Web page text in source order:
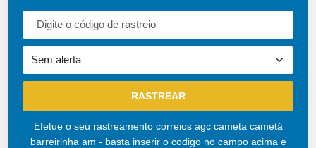
Efetue o seu rastreamento correios agc cameta cametá
barreirinha am - basta inserir o codigo no campo acima e